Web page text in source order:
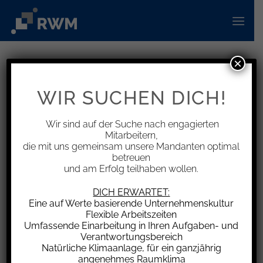
Inhalt
springen
Zugang einer Kündigung per
Einwurf-Einschreiben
Wird der Zugang einer schriftlichen Erklärung
(hier Kündigung) bestritten und beruft sich der
Absender, der die Beweislast trägt, auf einen
Zugang beim Empfänger per Einwurf-
Einschreiben der Deutschen Post AG, begründet
die Kombination von Einlieferungsbeleg der
Post und Sendungsstatus der Post noch keinen
WIR SUCHEN DICH!
Wir sind auf der Suche nach engagierten
Mitarbeitern,
die mit uns gemeinsam unsere Mandanten optimal
betreuen
und am Erfolg teilhaben wollen.
DICH ERWARTET:
Eine auf Werte basierende Unternehmenskultur
Flexible Arbeitszeiten
Umfassende Einarbeitung in Ihren Aufgaben- und
Verantwortungsbereich
Natürliche Klimaanlage, für ein ganzjährig
angenehmes Raumklima
×